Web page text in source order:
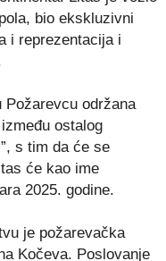
bio ekskluzivni
i reprezentacija i
Požarevcu održana
ostalog
s tim da će se
će kao ime
2025. godine.
je požarevačka
Kočeva. Poslovanje